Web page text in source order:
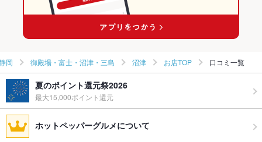
沼津駅 × 焼き鳥・鶏料理
岡 御殿場・富士・沼津・三島 沼津 お店TOP 口コミ一覧
夏のポイント還元祭2026
最大15,000ポイント還元
ホットペッパーグルメについて